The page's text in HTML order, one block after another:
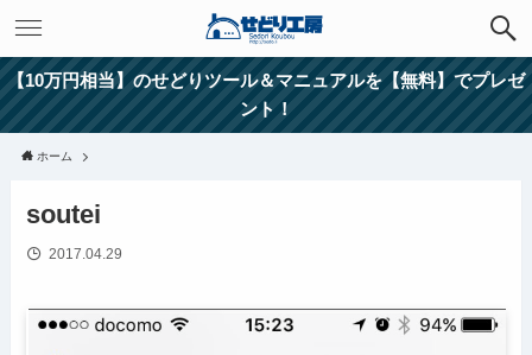
【10万円相当】のせどりツール＆マニュアルを【無料】でプレゼ
ント！
ホーム
soutei
2017.04.29